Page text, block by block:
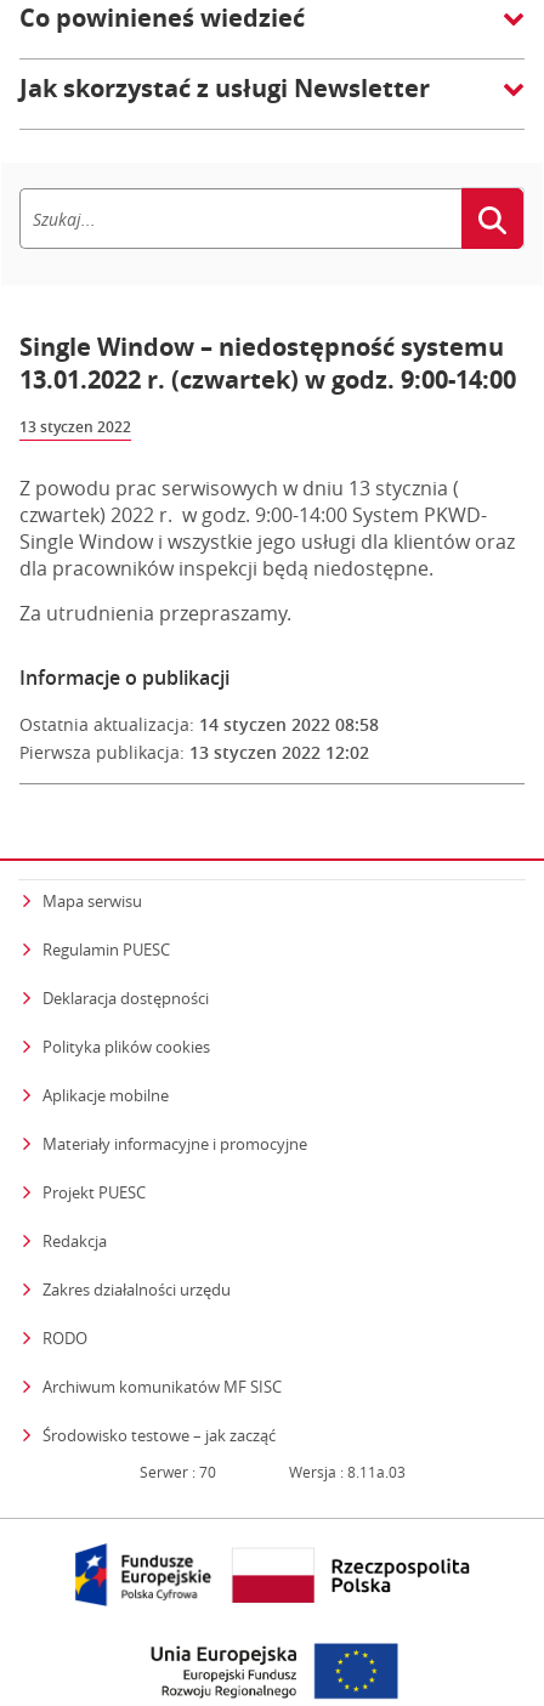
Co powinieneś wiedzieć
Jak skorzystać z usługi Newsletter
Single Window – niedostępność systemu
13.01.2022 r. (czwartek) w godz. 9:00-14:00
13 styczen 2022
Z powodu prac serwisowych w dniu 13 stycznia (
czwartek) 2022 r. w godz. 9:00-14:00 System PKWD-
Single Window i wszystkie jego usługi dla klientów oraz
dla pracowników inspekcji będą niedostępne.
Za utrudnienia przepraszamy.
Informacje o publikacji
Ostatnia aktualizacja: 14 styczen 2022 08:58
Pierwsza publikacja: 13 styczen 2022 12:02
Mapa serwisu
Regulamin PUESC
Deklaracja dostępności
Polityka plików cookies
Aplikacje mobilne
Materiały informacyjne i promocyjne
Projekt PUESC
Redakcja
Zakres działalności urzędu
RODO
Archiwum komunikatów MF SISC
Środowisko testowe – jak zacząćstrona otwiera się w nowym oknie
Serwer : 70 Wersja : 8.11a.03